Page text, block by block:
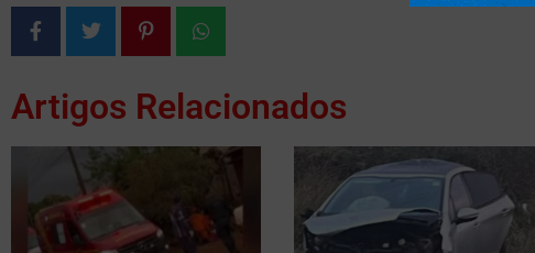
Artigos Relacionados